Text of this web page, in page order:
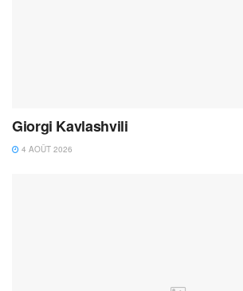
Giorgi Kavlashvili
4 AOÛT 2026